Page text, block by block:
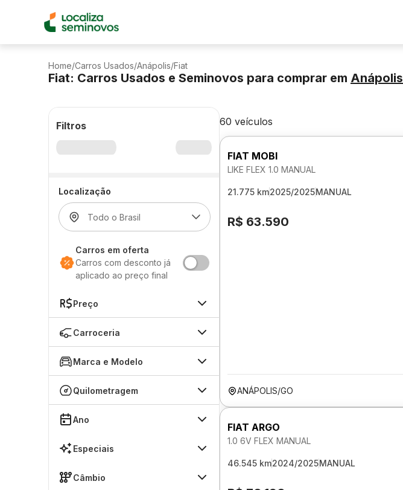
Home/Carros Usados/Anápolis/Fiat
Fiat: Carros Usados e Seminovos para comprar em Anápolis
Filtros
Localização
Carros em oferta
Carros com desconto já
aplicado ao preço final
Preço
Carroceria
Marca e Modelo
Quilometragem
Ano
Especiais
Câmbio
60 veículos
FIAT MOBI
LIKE FLEX 1.0 MANUAL
21.775 km2025/2025MANUAL
R$ 63.590
ANÁPOLIS/GO
FIAT ARGO
1.0 6V FLEX MANUAL
46.545 km2024/2025MANUAL